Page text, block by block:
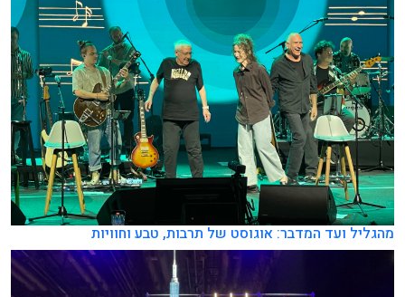
מהגליל ועד המדבר: אוגוסט של תרבות, טבע וחוויות